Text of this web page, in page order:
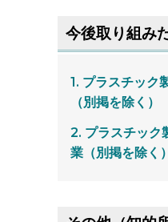
今後取り組み
プラスチック
（別掲を除く）
プラスチック
業（別掲を除く）